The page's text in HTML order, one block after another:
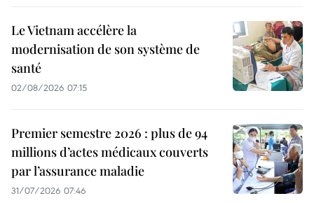
Le Vietnam accélère la
modernisation de son système de
santé
02/08/2026 07:15
Premier semestre 2026 : plus de 94
millions d’actes médicaux couverts
par l’assurance maladie
31/07/2026 07:46